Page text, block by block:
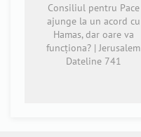
Consiliul pentru Pace
ajunge la un acord cu
Hamas, dar oare va
funcționa? | Jerusalem
Dateline 741